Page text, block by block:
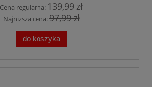
Cena regularna:139,99 zł
Najniższa cena:97,99 zł
do koszyka